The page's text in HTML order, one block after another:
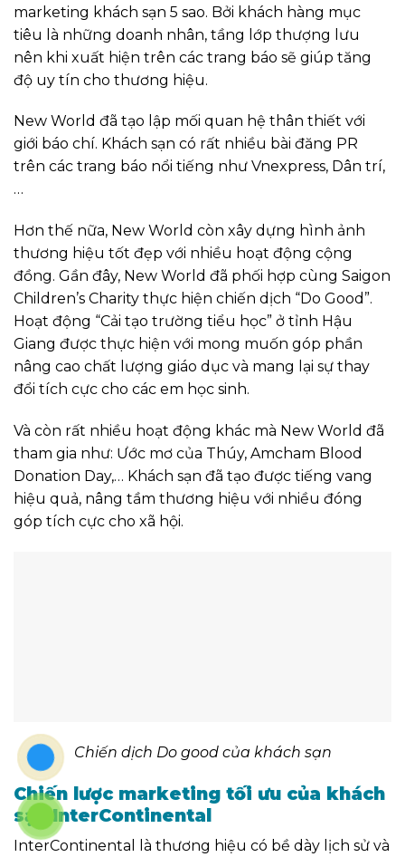
marketing khách sạn 5 sao. Bởi khách hàng mục
tiêu là những doanh nhân, tầng lớp thượng lưu
nên khi xuất hiện trên các trang báo sẽ giúp tăng
độ uy tín cho thương hiệu.
New World đã tạo lập mối quan hệ thân thiết với
giới báo chí. Khách sạn có rất nhiều bài đăng PR
trên các trang báo nổi tiếng như Vnexpress, Dân trí,
…
Hơn thế nữa, New World còn xây dựng hình ảnh
thương hiệu tốt đẹp với nhiều hoạt động cộng
đồng. Gần đây, New World đã phối hợp cùng Saigon
Children’s Charity thực hiện chiến dịch “Do Good”.
Hoạt động “Cải tạo trường tiểu học” ở tỉnh Hậu
Giang được thực hiện với mong muốn góp phần
nâng cao chất lượng giáo dục và mang lại sự thay
đổi tích cực cho các em học sinh.
Và còn rất nhiều hoạt động khác mà New World đã
tham gia như: Ước mơ của Thúy, Amcham Blood
Donation Day,… Khách sạn đã tạo được tiếng vang
hiệu quả, nâng tầm thương hiệu với nhiều đóng
góp tích cực cho xã hội.
Chiến dịch Do good của khách sạn
Chiến lược marketing tối ưu của khách
sạn InterContinental
InterContinental là thương hiệu có bề dày lịch sử và